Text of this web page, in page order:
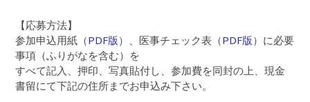
【応募方法】
参加申込用紙（PDF版）、医事チェック表（PDF版）に必要
事項（ふりがなを含む）を
すべて記入、押印、写真貼付し、参加費を同封の上、現金
書留にて下記の住所までお申込み下さい。